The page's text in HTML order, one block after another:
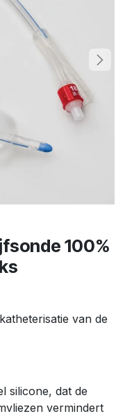
100%
van de
silicone, dat de
vermindert